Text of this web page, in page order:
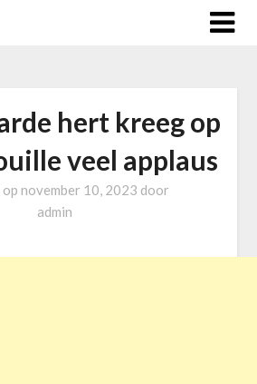
hert kreeg op
veel applaus
november 10, 2023 door
admin